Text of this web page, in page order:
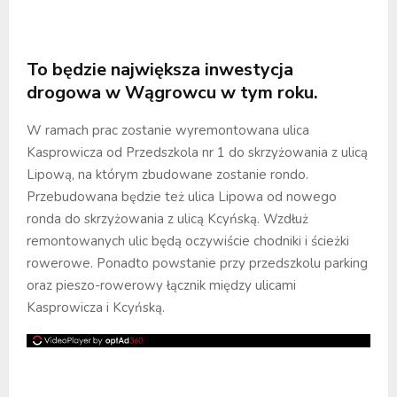
To będzie największa inwestycja
drogowa w Wągrowcu w tym roku.
W ramach prac zostanie wyremontowana ulica
Kasprowicza od Przedszkola nr 1 do skrzyżowania z ulicą
Lipową, na którym zbudowane zostanie rondo.
Przebudowana będzie też ulica Lipowa od nowego
ronda do skrzyżowania z ulicą Kcyńską. Wzdłuż
remontowanych ulic będą oczywiście chodniki i ścieżki
rowerowe. Ponadto powstanie przy przedszkolu parking
oraz pieszo-rowerowy łącznik między ulicami
Kasprowicza i Kcyńską.